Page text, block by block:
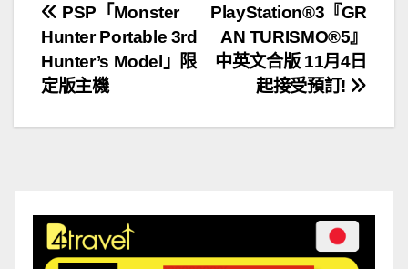
文
章
導
覽
PlayStation®3『GR
AN TURISMO®5』
中英文合版 11月4日
起接受預訂!
PSP「Monster
Hunter Portable 3rd
Hunter’s Model」限
定版主機